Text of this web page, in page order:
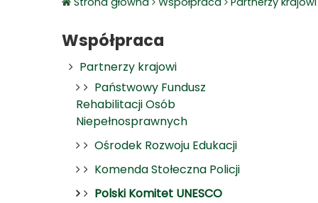
Współpraca
Partnerzy krajowi
Państwowy Fundusz
Rehabilitacji Osób
Niepełnosprawnych
Ośrodek Rozwoju Edukacji
Komenda Stołeczna Policji
Polski Komitet UNESCO